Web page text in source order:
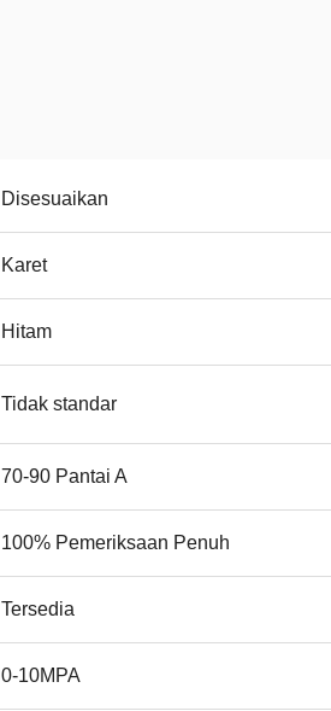
Disesuaikan
Karet
Hitam
Tidak standar
70-90 Pantai A
100% Pemeriksaan Penuh
Tersedia
0-10MPA